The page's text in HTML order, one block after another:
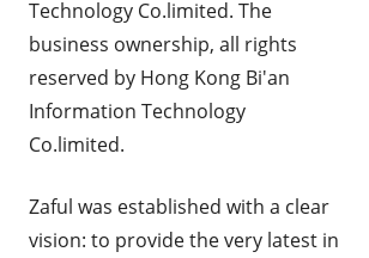
Technology Co.limited. The
business ownership, all rights
reserved by Hong Kong Bi'an
Information Technology
Co.limited.
Zaful was established with a clear
vision: to provide the very latest in